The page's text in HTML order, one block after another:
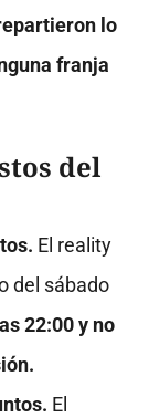
lo
franja
del
El reality
del sábado
22:00 y no
El